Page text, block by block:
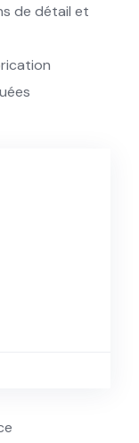
de détail et